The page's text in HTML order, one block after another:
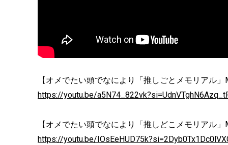
【オメでたい頭でなにより「推しごとメモリアル」
https://youtu.be/
【オメでたい頭でなにより「推しどこメモリアル」
https://youtu.be/